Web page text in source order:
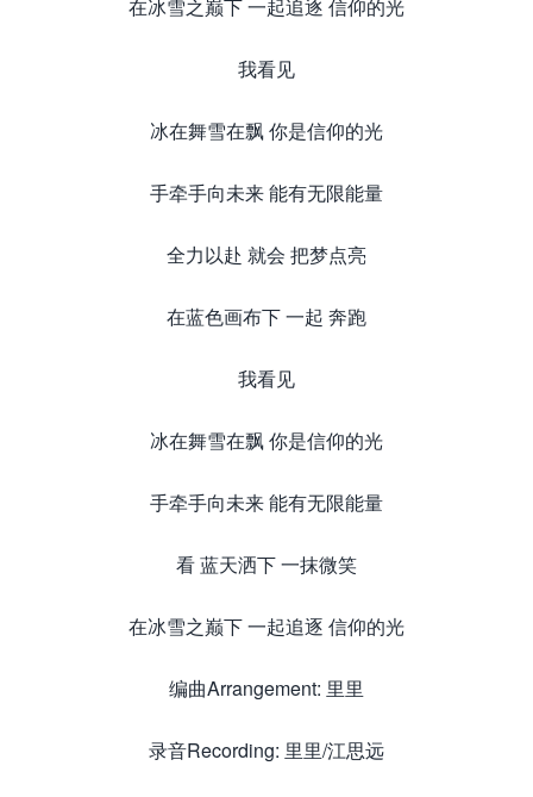
在冰雪之巅下 一起追逐 信仰的光
我看见
冰在舞雪在飘 你是信仰的光
手牵手向未来 能有无限能量
全力以赴 就会 把梦点亮
在蓝色画布下 一起 奔跑
我看见
冰在舞雪在飘 你是信仰的光
手牵手向未来 能有无限能量
看 蓝天洒下 一抹微笑
在冰雪之巅下 一起追逐 信仰的光
编曲Arrangement: 里里
录音Recording: 里里/江思远